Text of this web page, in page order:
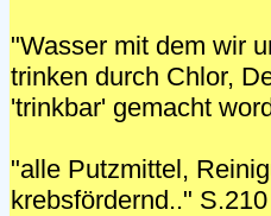
"Wasser mit dem wir
trinken durch Chlor,
'trinkbar' gemacht
"alle Putzmittel,
krebsfördernd.." S.210